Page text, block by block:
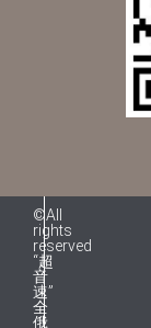
©All
rights
reserved
“超
音
速”
全
俄